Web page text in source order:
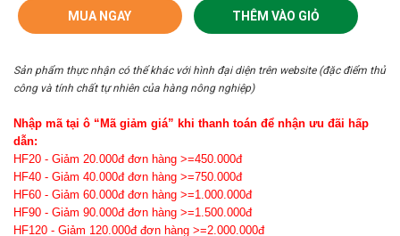
MUA NGAY THÊM VÀO GIỎ
Sản phẩm thực nhận có thể khác với hình đại diện trên website (đặc điểm thủ
công và tính chất tự nhiên của hàng nông nghiệp)
Nhập mã tại ô “Mã giảm giá” khi thanh toán để nhận ưu đãi hấp
dẫn:
HF20 - Giảm 20.000đ đơn hàng >=450.000đ
HF40 - Giảm 40.000đ đơn hàng >=750.000đ
HF60 - Giảm 60.000đ đơn hàng >=1.000.000đ
HF90 - Giảm 90.000đ đơn hàng >=1.500.000đ
HF120 - Giảm 120.000đ đơn hàng >=2.000.000đ